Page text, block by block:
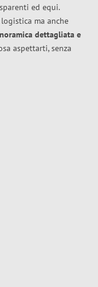
ed equi.
ma anche
dettagliata e
aspettarti, senza